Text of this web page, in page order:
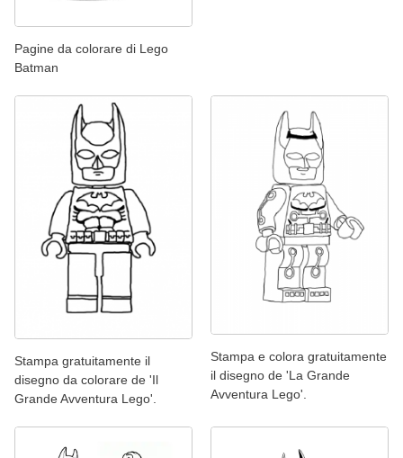
Pagine da colorare di Lego
Batman
Stampa gratuitamente il
disegno da colorare de 'Il
Grande Avventura Lego'.
Stampa e colora gratuitamente
il disegno de 'La Grande
Avventura Lego'.